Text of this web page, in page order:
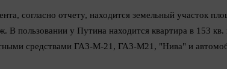
согласно отчету, находится земельный участок
В пользовании у Путина находится квартира в 153
средствами ГАЗ-М-21, ГАЗ-М21, "Нива" и